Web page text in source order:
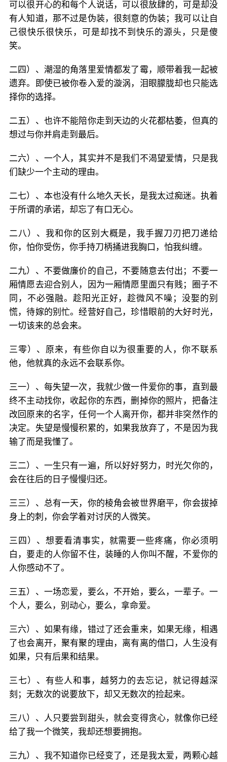
可以很开心的和每个人说话，可以很放肆的，可是却没
有人知道，那不过是伪装，很刻意的伪装；我可以让自
己很快乐很快乐，可是却找不到快乐的源头，只是傻
笑。
二四）、潮湿的角落里爱情都发了霉，顺带着我一起被
遗弃。即使已被你卷入爱的漩涡，泪眼朦胧却也只能选
择你的选择。
二五）、也许不能陪你走到天边的火花都枯萎，但真的
想过与你并肩走到最后。
二六）、一个人，其实并不是我们不渴望爱情，只是我
们缺少一个主动的理由。
二七）、本也没有什么地久天长，是我太过痴迷。执着
于所谓的承诺，却忘了有口无心。
二八）、我和你的区别大概是，我手握刀刃把刀递给
你，怕你受伤，你手持刀柄捅进我胸口，怕我纠缠。
二九）、不要做廉价的自己，不要随意去付出；不要一
厢情愿去迎合别人，因为一厢情愿里面只有贱；圈子不
同，不必强融。趁阳光正好，趁微风不噪；没娶的别
慌，待嫁的别忙。经营好自己，珍惜眼前的大好时光，
一切该来的总会来。
三零）、原来，有些你自以为很重要的人，你不联系
他，他就真的永远不会联系你。
三一）、每失望一次，我就少做一件爱你的事，直到最
终不主动找你，收起你的东西，删掉你的照片，把备注
改回原来的名字，任何一个人离开你，都并非突然作的
决定。失望是慢慢积累的，如果我放弃了，不是因为我
输了而是我懂了。
三二）、一生只有一遍，所以好好努力，时光欠你的，
会在往后的日子慢慢归还。
三三）、总有一天，你的棱角会被世界磨平，你会拔掉
身上的刺，你会学着对讨厌的人微笑。
三四）、想要看清事实，就需要一些疼痛，你必须明
白，要走的人你留不住，装睡的人你叫不醒，不爱你的
人你感动不了。
三五）、一场恋爱，要么，不开始，要么，一辈子。一
个人，要么，别动心，要么，拿命爱。
三六）、如果有缘，错过了还会重来，如果无缘，相遇
了也会离开，聚有聚的理由，离有离的借口，人生没有
如果，只有后果和结果。
三七）、有些人和事，越努力的去忘记，就记得越深
刻；无数次的说要放下，却又无数次的捡起来。
三八）、人只要尝到甜头，就会变得贪心，就像你已经
给了我一个微笑，我却还想要拥抱。
三九）、我不知道你已经变了，还是我太爱，两颗心越